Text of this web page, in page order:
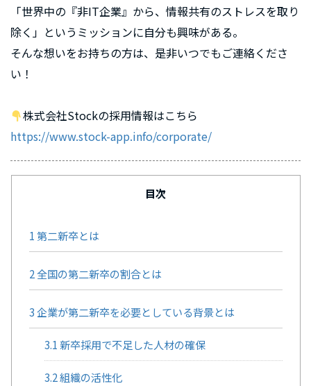
「世界中の『非IT企業』から、情報共有のストレスを取り
除く」というミッションに自分も興味がある。
そんな想いをお持ちの方は、是非いつでもご連絡くださ
い！
株式会社Stockの採用情報はこちら
https://www.stock-app.info/corporate/
目次
1第二新卒とは
2全国の第二新卒の割合とは
3企業が第二新卒を必要としている背景とは
3.1 新卒採用で不足した人材の確保
3.2組織の活性化